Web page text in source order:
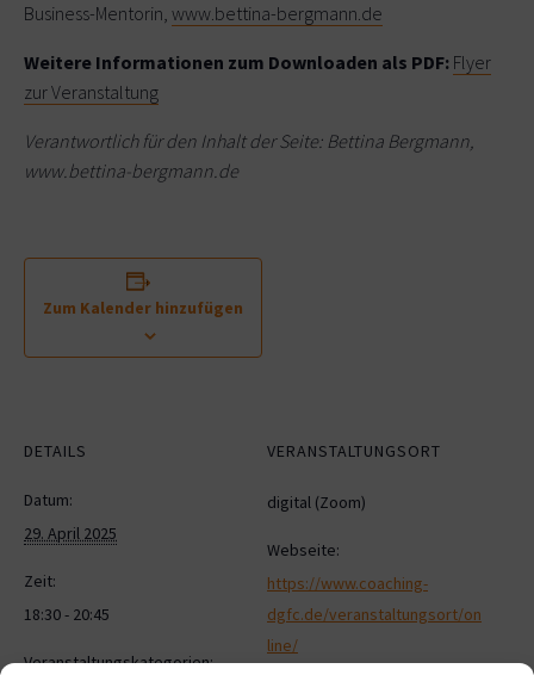
Business-Mentorin, www.bettina-bergmann.de
Weitere Informationen zum Downloaden als PDF: Flyer
zur Veranstaltung
Verantwortlich für den Inhalt der Seite: Bettina Bergmann,
www.bettina-bergmann.de
Zum Kalender hinzufügen
DETAILS
Datum:
29. April 2025
Zeit:
18:30 - 20:45
Veranstaltungskategorien:
VERANSTALTUNGSORT
digital (Zoom)
Webseite:
https://www.coaching-
dgfc.de/veranstaltungsort/on
line/